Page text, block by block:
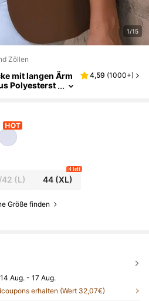
1/15
Zöllen
mit langen Ärm
Polyesterst
4,59 (1000+)
(L) 44(XL)
4 left
Größe finden
14 Aug. - 17 Aug.
erhalten (Wert 32,07€)